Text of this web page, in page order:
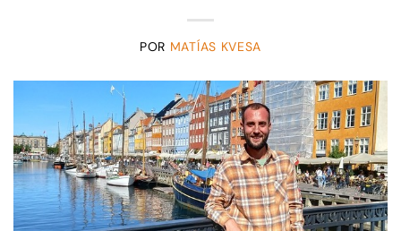
POR MATÍAS KVESA